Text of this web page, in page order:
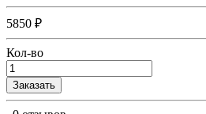
5850 ₽
Кол-во
Заказать